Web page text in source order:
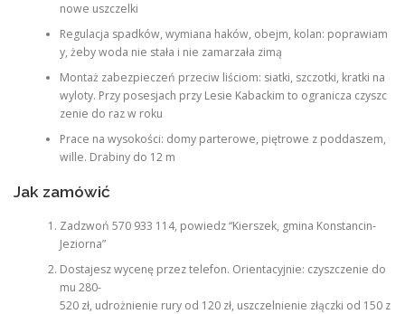
nowe uszczelki
Regulacja spadków, wymiana haków, obejm, kolan: poprawiam
y, żeby woda nie stała i nie zamarzała zimą
Montaż zabezpieczeń przeciw liściom: siatki, szczotki, kratki na
wyloty. Przy posesjach przy Lesie Kabackim to ogranicza czyszc
zenie do raz w roku
Prace na wysokości: domy parterowe, piętrowe z poddaszem,
wille. Drabiny do 12 m
Jak zamówić
Zadzwoń 570 933 114, powiedz “Kierszek, gmina Konstancin-
Jeziorna”
Dostajesz wycenę przez telefon. Orientacyjnie: czyszczenie do
mu 280-
520 zł, udrożnienie rury od 120 zł, uszczelnienie złączki od 150 z